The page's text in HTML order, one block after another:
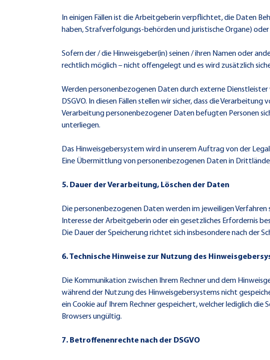
In einigen Fällen ist die Arbeitgeberin verpflichtet, die Daten
haben, Strafverfolgungs-behörden und juristische Organe)
Sofern der / die Hinweisgeber(in) seinen / ihren Namen oder
rechtlich möglich – nicht offengelegt und es wird zusätzlich
Werden personenbezogenen Daten durch externe
DSGVO. In diesen Fällen stellen wir sicher, dass die
Verarbeitung personenbezogener Daten befugten Personen
unterliegen.
Das Hinweisgebersystem wird in unserem Auftrag von der
Eine Übermittlung von personenbezogenen Daten in
5. Dauer der Verarbeitung, Löschen der Daten
Die personenbezogenen Daten werden im jeweiligen
Interesse der Arbeitgeberin oder ein gesetzliches Erfordernis
Die Dauer der Speicherung richtet sich insbesondere nach der
6. Technische Hinweise zur Nutzung des
Die Kommunikation zwischen Ihrem Rechner und dem
während der Nutzung des Hinweisgebersystems nicht
ein Cookie auf Ihrem Rechner gespeichert, welcher lediglich die
Browsers ungültig.
7. Betroffenenrechte nach der DSGVO